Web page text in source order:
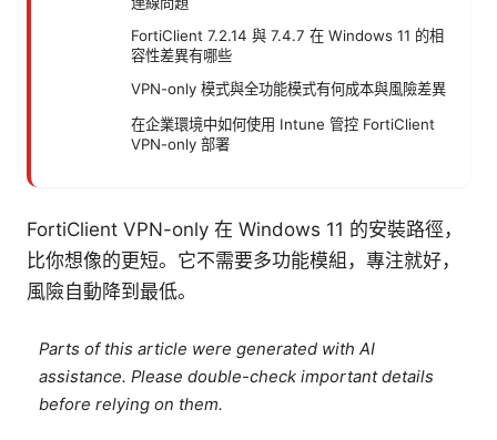
FortiClient 7.2.14 與 7.4.7 在 Windows 11 的相
容性差異有哪些
VPN-only 模式與全功能模式有何成本與風險差異
在企業環境中如何使用 Intune 管控 FortiClient
VPN-only 部署
FortiClient VPN-only 在 Windows 11 的安裝路徑，
比你想像的更短。它不需要多功能模組，專注就好，
風險自動降到最低。
Parts of this article were generated with AI
assistance. Please double-check important details
before relying on them.